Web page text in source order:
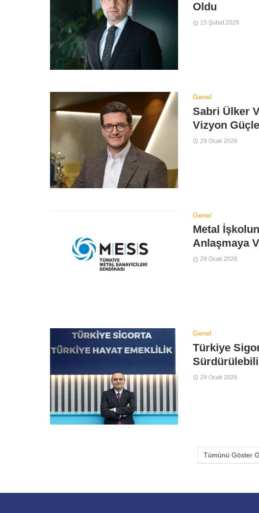
Oldu
15 Şubat 2026
Genel
Sabri Ülker
Vizyon
29 Ocak 2026
Genel
Metal
Anlaşmaya
29 Ocak 2026
Genel
Türkiye
29 Ocak 2026
Tümünü Göster